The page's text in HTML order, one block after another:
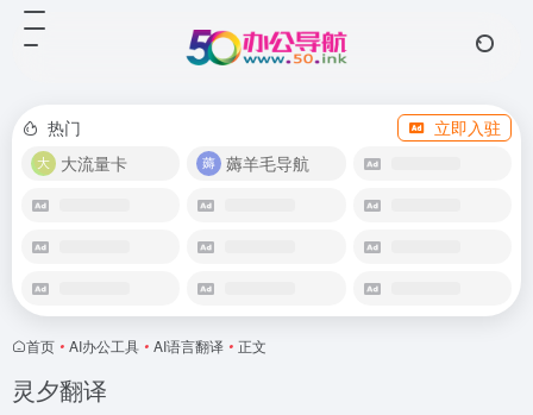
热门
立即入驻
大流量卡
薅羊毛导航
首页 • AI办公工具 • AI语言翻译 • 正文
灵夕翻译